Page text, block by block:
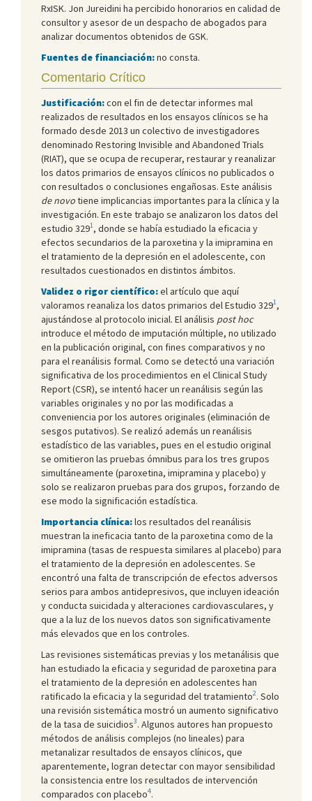
RxISK. Jon Jureidini ha percibido honorarios en calidad de
consultor y asesor de un despacho de abogados para
analizar documentos obtenidos de GSK.
Fuentes de financiación:no consta.
Comentario Crítico
Justificación:con el fin de detectar informes mal
realizados de resultados en los ensayos clínicos se ha
formado desde 2013 un colectivo de investigadores
denominado Restoring Invisible and Abandoned Trials
(RIAT), que se ocupa de recuperar, restaurar y reanalizar
los datos primarios de ensayos clínicos no publicados o
con resultados o conclusiones engañosas. Este análisis
de novotiene implicancias importantes para la clínica y la
investigación. En este trabajo se analizaron los datos del
estudio 3291, donde se había estudiado la eficacia y
efectos secundarios de la paroxetina y la imipramina en
el tratamiento de la depresión en el adolescente, con
resultados cuestionados en distintos ámbitos.
Validez o rigor científico:el artículo que aquí
valoramos reanaliza los datos primarios del Estudio 3291,
ajustándose al protocolo inicial. El análisis post hoc
introduce el método de imputación múltiple, no utilizado
en la publicación original, con fines comparativos y no
para el reanálisis formal. Como se detectó una variación
significativa de los procedimientos en el Clinical Study
Report (CSR), se intentó hacer un reanálisis según las
variables originales y no por las modificadas a
conveniencia por los autores originales (eliminación de
sesgos putativos). Se realizó además un reanálisis
estadístico de las variables, pues en el estudio original
se omitieron las pruebas ómnibus para los tres grupos
simultáneamente (paroxetina, imipramina y placebo) y
solo se realizaron pruebas para dos grupos, forzando de
ese modo la significación estadística.
Importancia clínica:los resultados del reanálisis
muestran la ineficacia tanto de la paroxetina como de la
imipramina (tasas de respuesta similares al placebo) para
el tratamiento de la depresión en adolescentes. Se
encontró una falta de transcripción de efectos adversos
serios para ambos antidepresivos, que incluyen ideación
y conducta suicidada y alteraciones cardiovasculares, y
que a la luz de los nuevos datos son significativamente
más elevados que en los controles.
Las revisiones sistemáticas previas y los metanálisis que
han estudiado la eficacia y seguridad de paroxetina para
el tratamiento de la depresión en adolescentes han
ratificado la eficacia y la seguridad del tratamiento2. Solo
una revisión sistemática mostró un aumento significativo
de la tasa de suicidios3. Algunos autores han propuesto
métodos de análisis complejos (no lineales) para
metanalizar resultados de ensayos clínicos, que
aparentemente, logran detectar con mayor sensibilidad
la consistencia entre los resultados de intervención
comparados con placebo4.